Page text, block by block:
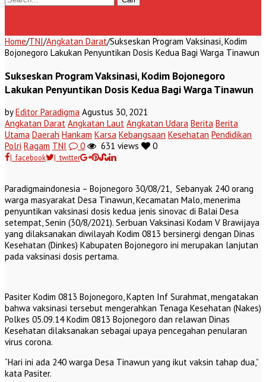
Home/TNI/Angkatan Darat/Sukseskan Program Vaksinasi, Kodim
Bojonegoro Lakukan Penyuntikan Dosis Kedua Bagi Warga Tinawun
Sukseskan Program Vaksinasi, Kodim Bojonegoro
Lakukan Penyuntikan Dosis Kedua Bagi Warga Tinawun
byEditor Paradigma Agustus 30, 2021
Angkatan Darat Angkatan Laut Angkatan Udara Berita Berita
Utama Daerah Hankam Karsa Kebangsaan Kesehatan Pendidikan
Polri Ragam TNI 0 631 views 0
| facebook | twitter
Paradigmaindonesia – Bojonegoro 30/08/21, Sebanyak 240 orang
warga masyarakat Desa Tinawun, Kecamatan Malo, menerima
penyuntikan vaksinasi dosis kedua jenis sinovac di Balai Desa
setempat, Senin (30/8/2021). Serbuan Vaksinasi Kodam V Brawijaya
yang dilaksanakan diwilayah Kodim 0813 bersinergi dengan Dinas
Kesehatan (Dinkes) Kabupaten Bojonegoro ini merupakan lanjutan
pada vaksinasi dosis pertama.
Pasiter Kodim 0813 Bojonegoro, Kapten Inf Surahmat, mengatakan
bahwa vaksinasi tersebut mengerahkan Tenaga Kesehatan (Nakes)
Polkes 05.09.14 Kodim 0813 Bojonegoro dan relawan Dinas
Kesehatan dilaksanakan sebagai upaya pencegahan penularan
virus corona.
“Hari ini ada 240 warga Desa Tinawun yang ikut vaksin tahap dua,”
kata Pasiter.